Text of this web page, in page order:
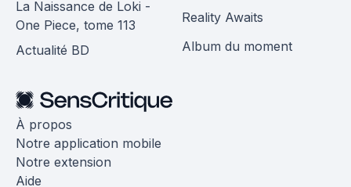
La Naissance de Loki -
One Piece, tome 113
Actualité BD
Reality Awaits
Album du moment
À propos
Notre application mobile
Notre extension
Aide